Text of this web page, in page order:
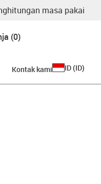
masa pakai
(0)
Kontak kami ID (ID)